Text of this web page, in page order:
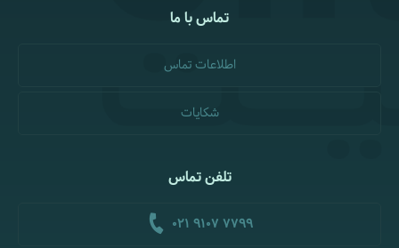
تماس با ما
اطلاعات تماس
شکایات
تلفن تماس
021 9107 7799